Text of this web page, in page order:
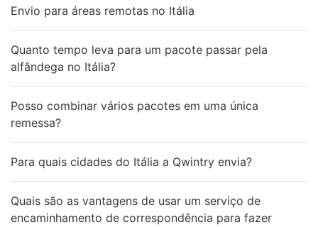
Envio para áreas remotas no Itália
Quanto tempo leva para um pacote passar pela
alfândega no Itália?
Posso combinar vários pacotes em uma única
remessa?
Para quais cidades do Itália a Qwintry envia?
Quais são as vantagens de usar um serviço de
encaminhamento de correspondência para fazer